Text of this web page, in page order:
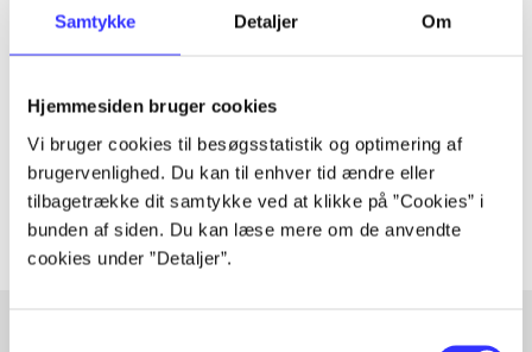
Samtykke Detaljer Om
Hjemmesiden bruger cookies
Vi bruger cookies til besøgsstatistik og optimering af
brugervenlighed. Du kan til enhver tid ændre eller
tilbagetrække dit samtykke ved at klikke på ”Cookies” i
bunden af siden. Du kan læse mere om de anvendte
cookies under ”Detaljer”.
Tidsskrift
lorem ipsum dolor sit amet ...
Tidsskrift
Artiklerne ihandler ofte om